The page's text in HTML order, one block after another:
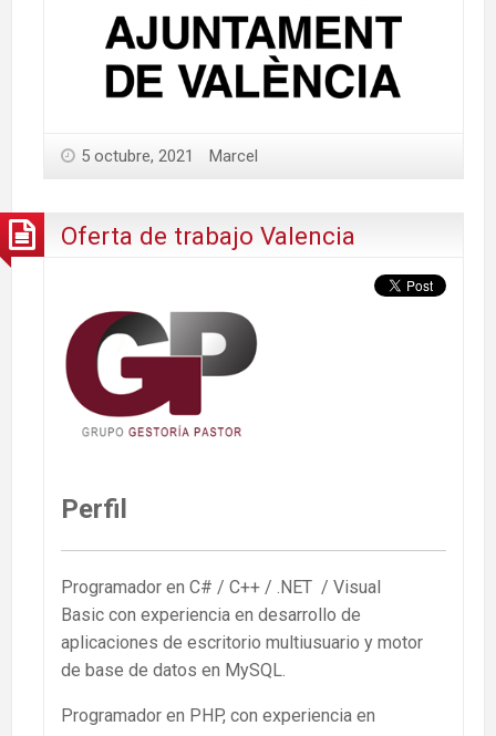
5 octubre, 2021 Marcel
Oferta de trabajo Valencia
Perfil
Programador en C# / C++ / .NET / Visual
Basic con experiencia en desarrollo de
aplicaciones de escritorio multiusuario y motor
de base de datos en MySQL.
Programador en PHP, con experiencia en